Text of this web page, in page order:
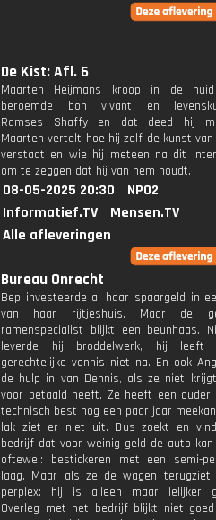
De Kist: Afl. 6
Maarten Heijmans kroop in de
beroemde bon vivant en
Ramses Shaffy en dat deed hij
Maarten vertelt hoe hij zelf de kunst
verstaat en wie hij meteen na dit
om te zeggen dat hij van hem houdt.
08-05-2025 20:30
NPO2
Informatief.TV
Mensen.TV
Alle afleveringen
Bureau Onrecht
Bep investeerde al haar spaargeld in
van haar rijtjeshuis. Maar de
ramenspecialist blijkt een beunhaas.
leverde hij broddelwerk, hij leeft
gerechtelijke vonnis niet na. En ook
de hulp in van Dennis, als ze niet
voor betaald heeft. Ze heeft een ouder
technisch best nog een paar jaar
lak ziet er niet uit. Dus zoekt en
bedrijf dat voor weinig geld de auto kan
oftewel: bestickeren met een semi-
laag. Maar als ze de wagen
perplex: hij is alleen maar lelijker
Overleg met het bedrijf blijkt niet goed